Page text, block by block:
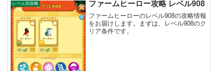
レベル別攻略 ファームヒーロー攻略 レベル908
ファームヒーローのレベル908の攻略情報
をお届けします。まずは、レベル908のク
リア条件です。